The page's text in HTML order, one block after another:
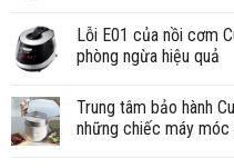
Lỗi E01 của nồi cơm
phòng ngừa hiệu quả
Trung tâm bảo hành
những chiếc máy